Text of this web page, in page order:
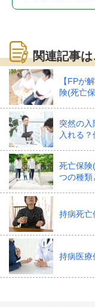
関連記事
【FPが
険(死亡
突然の
入れる
死亡保険
つの種類
持病死亡
持病医療